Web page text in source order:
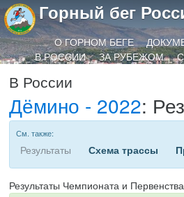
Горный бег
О ГОРНОМ БЕГЕ
В РОССИИ
ЗА РУБЕЖОМ
В России
Дёмино - 2022:
См. также:
Результаты Схема трассы
Результаты Чемпионата и